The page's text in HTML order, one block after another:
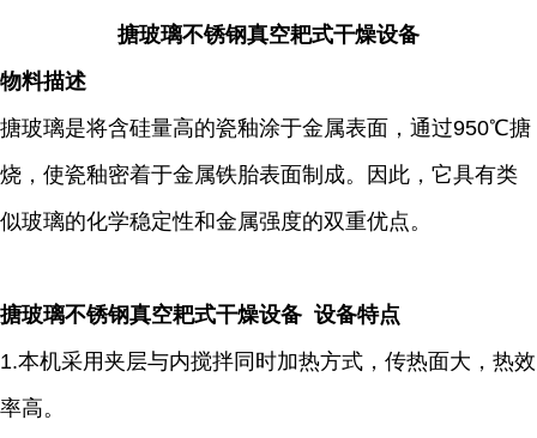
搪玻璃不锈钢真空耙式干燥设备
物料描述
搪玻璃是将含硅量高的瓷釉涂于金属表面，通过950℃搪
烧，使瓷釉密着于金属铁胎表面制成。因此，它具有类
似玻璃的化学稳定性和金属强度的双重优点。
搪玻璃不锈钢真空耙式干燥设备 设备特点
1.本机采用夹层与内搅拌同时加热方式，传热面大，热效
率高。